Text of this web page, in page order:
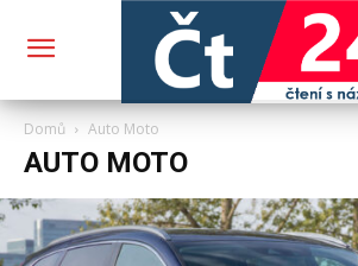
Domů Auto Moto
AUTO MOTO